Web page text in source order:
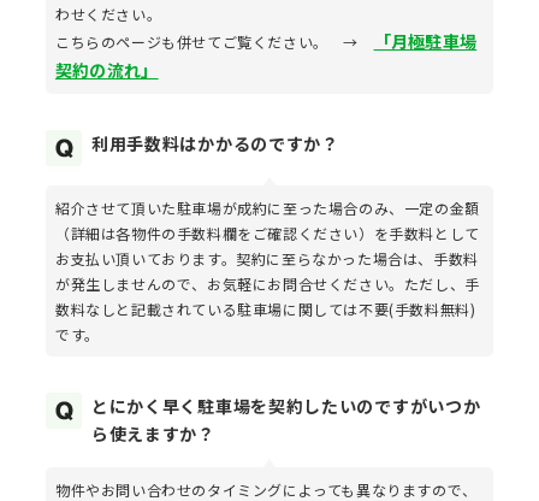
わせください。
こちらのページも併せてご覧ください。 →
「月極駐車場
契約の流れ」
利用手数料はかかるのですか？
紹介させて頂いた駐車場が成約に至った場合のみ、一定の金額
（詳細は各物件の手数料欄をご確認ください）を手数料として
お支払い頂いております。契約に至らなかった場合は、手数料
が発生しませんので、お気軽にお問合せください。ただし、手
数料なしと記載されている駐車場に関しては不要(手数料無料)
です。
とにかく早く駐車場を契約したいのですがいつか
ら使えますか？
物件やお問い合わせのタイミングによっても異なりますので、